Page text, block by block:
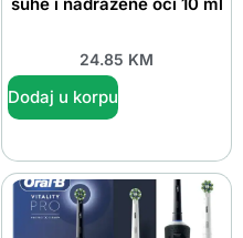
24.85 KM
Dodaj u korpu